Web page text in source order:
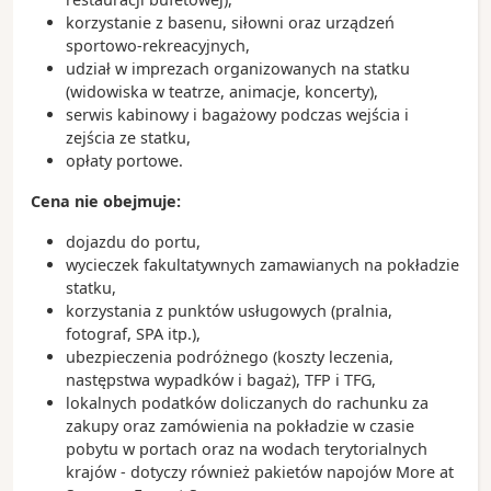
- w Sydney znajduje się Koala Park Sanctuary, a te
niezwykłe zwierzęta potrafią przespać nawet 20
godzin w ciągu doby
korzystanie z basenu, siłowni oraz urządzeń
sportowo-rekreacyjnych,
udział w imprezach organizowanych na statku
(widowiska w teatrze, animacje, koncerty),
serwis kabinowy i bagażowy podczas wejścia i
zejścia ze statku,
opłaty portowe.
Cena nie obejmuje:
dojazdu do portu,
wycieczek fakultatywnych zamawianych na pokładzie
statku,
korzystania z punktów usługowych (pralnia,
fotograf, SPA itp.),
ubezpieczenia podróżnego (koszty leczenia,
następstwa wypadków i bagaż), TFP i TFG,
lokalnych podatków doliczanych do rachunku za
zakupy oraz zamówienia na pokładzie w czasie
pobytu w portach oraz na wodach terytorialnych
krajów - dotyczy również pakietów napojów More at